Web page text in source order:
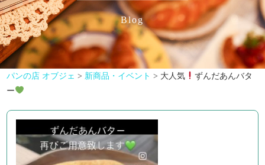
Blog
パンの店 オブジェ > 新商品・イベント > 大人気
ずんだあんバタ
ー